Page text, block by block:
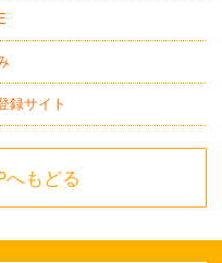
録サイト
へもどる